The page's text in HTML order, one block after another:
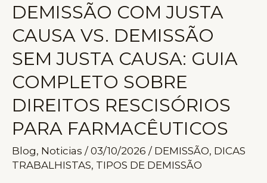
DEMISSÃO COM JUSTA
CAUSA VS. DEMISSÃO
SEM JUSTA CAUSA: GUIA
COMPLETO SOBRE
DIREITOS RESCISÓRIOS
PARA FARMACÊUTICOS
Blog, Noticias /03/10/2026 / DEMISSÃO, DICAS
TRABALHISTAS, TIPOS DE DEMISSÃO